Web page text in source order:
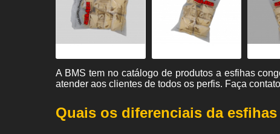
A BMS tem no catálogo de produtos a esfihas
atender aos clientes de todos os perfis. Faça
Quais os diferenciais da